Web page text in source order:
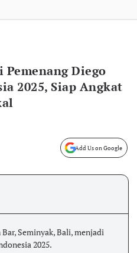
Pemenang Diego
2025, Siap Angkat
Add Us on Google
Seminyak, Bali, menjadi
2025.